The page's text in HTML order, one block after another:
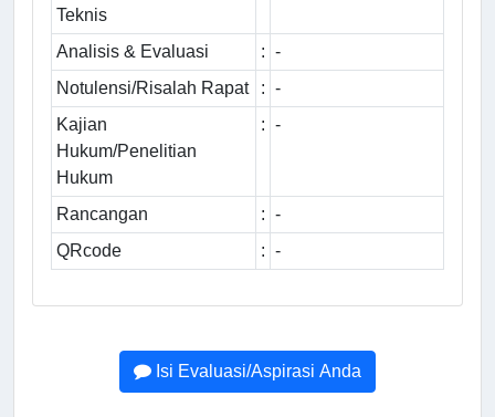
Teknis
Analisis & Evaluasi : -
Notulensi/Risalah Rapat
: -
Kajian
Hukum/Penelitian
Hukum
: -
Rancangan : -
QRcode
: -
Isi Evaluasi/Aspirasi Anda